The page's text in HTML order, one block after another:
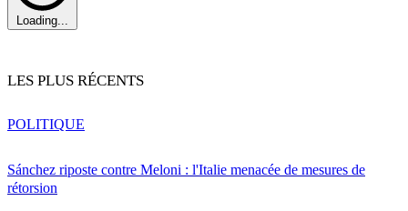
Loading...
LES PLUS RÉCENTS
Sánchez riposte contre Meloni : l'Italie menacée de mesures de
rétorsion
POLITIQUE